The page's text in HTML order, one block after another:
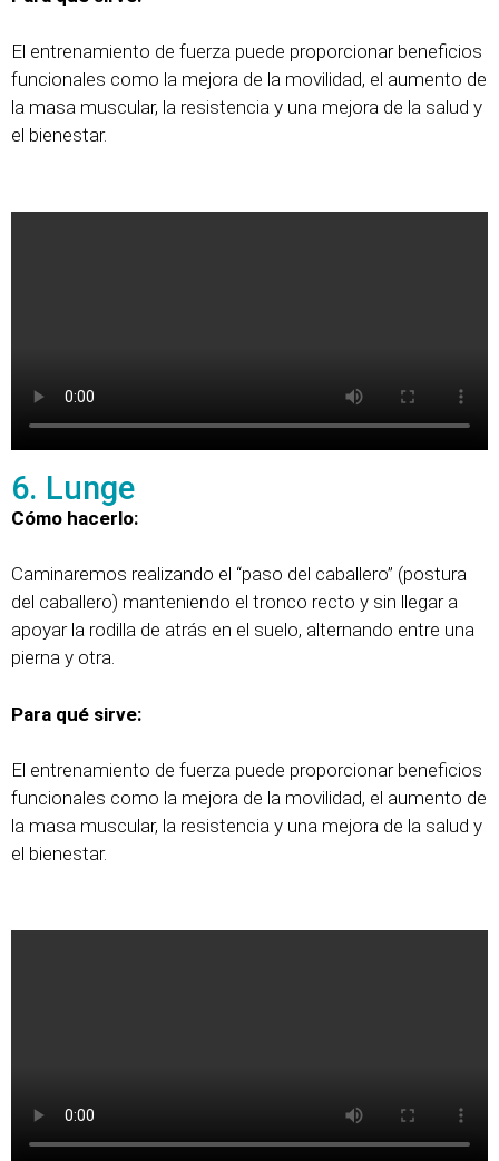
El entrenamiento de fuerza puede proporcionar beneficios
funcionales como la mejora de la movilidad, el aumento de
la masa muscular, la resistencia y una mejora de la salud y
el bienestar.
6. Lunge
Cómo hacerlo:
Caminaremos realizando el “paso del caballero” (postura
del caballero) manteniendo el tronco recto y sin llegar a
apoyar la rodilla de atrás en el suelo, alternando entre una
pierna y otra.
Para qué sirve:
El entrenamiento de fuerza puede proporcionar beneficios
funcionales como la mejora de la movilidad, el aumento de
la masa muscular, la resistencia y una mejora de la salud y
el bienestar.